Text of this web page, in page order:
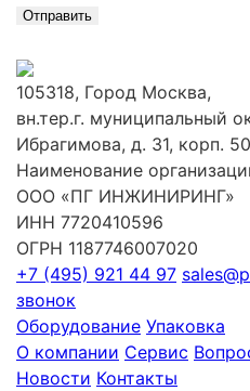
Отправить
105318, Город Москва,
вн.тер.г. муниципальный
Ибрагимова, д. 31, корп.
Наименование
ООО «ПГ ИНЖИНИРИНГ»
ИНН 7720410596
ОГРН 1187746007020
+7 (495) 921 44 97
звонок
Оборудование Упаковка
О компании Сервис
Новости Контакты